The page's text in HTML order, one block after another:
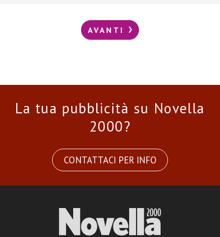
AVANTI
La tua pubblicità su Novella
2000?
CONTATTACI PER INFO